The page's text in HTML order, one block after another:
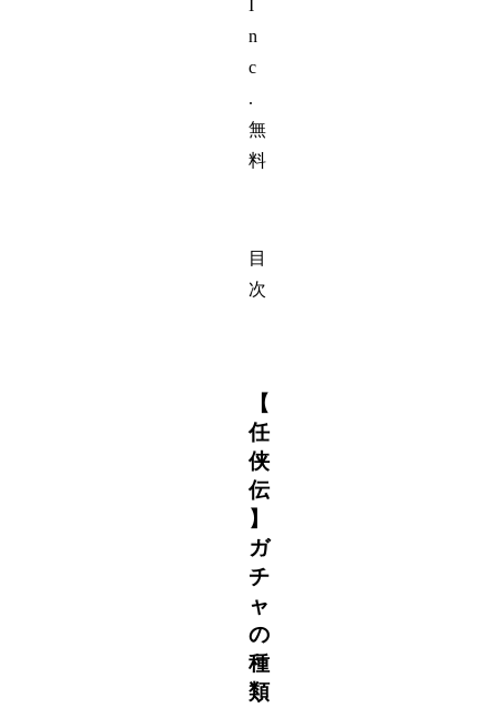
I
n
c
.
無
料
目
次
【
任
侠
伝
】
ガ
チ
ャ
の
種
類